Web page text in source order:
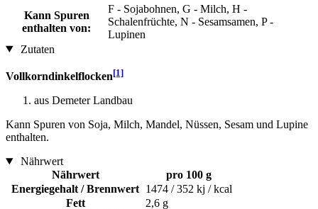
Kann Spuren
enthalten von:
F - Sojabohnen, G - Milch, H -
Schalenfrüchte, N - Sesamsamen, P -
Lupinen
Zutaten
Vollkorndinkelflocken[1]
aus Demeter Landbau
Kann Spuren von Soja, Milch, Mandel, Nüssen, Sesam und Lupine
enthalten.
Nährwert
Nährwert
pro 100 g
Energiegehalt / Brennwert 1474 / 352 kj / kcal
Fett
2,6 g